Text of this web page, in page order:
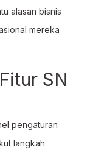
alasan bisnis
mereka
SN
pengaturan
langkah